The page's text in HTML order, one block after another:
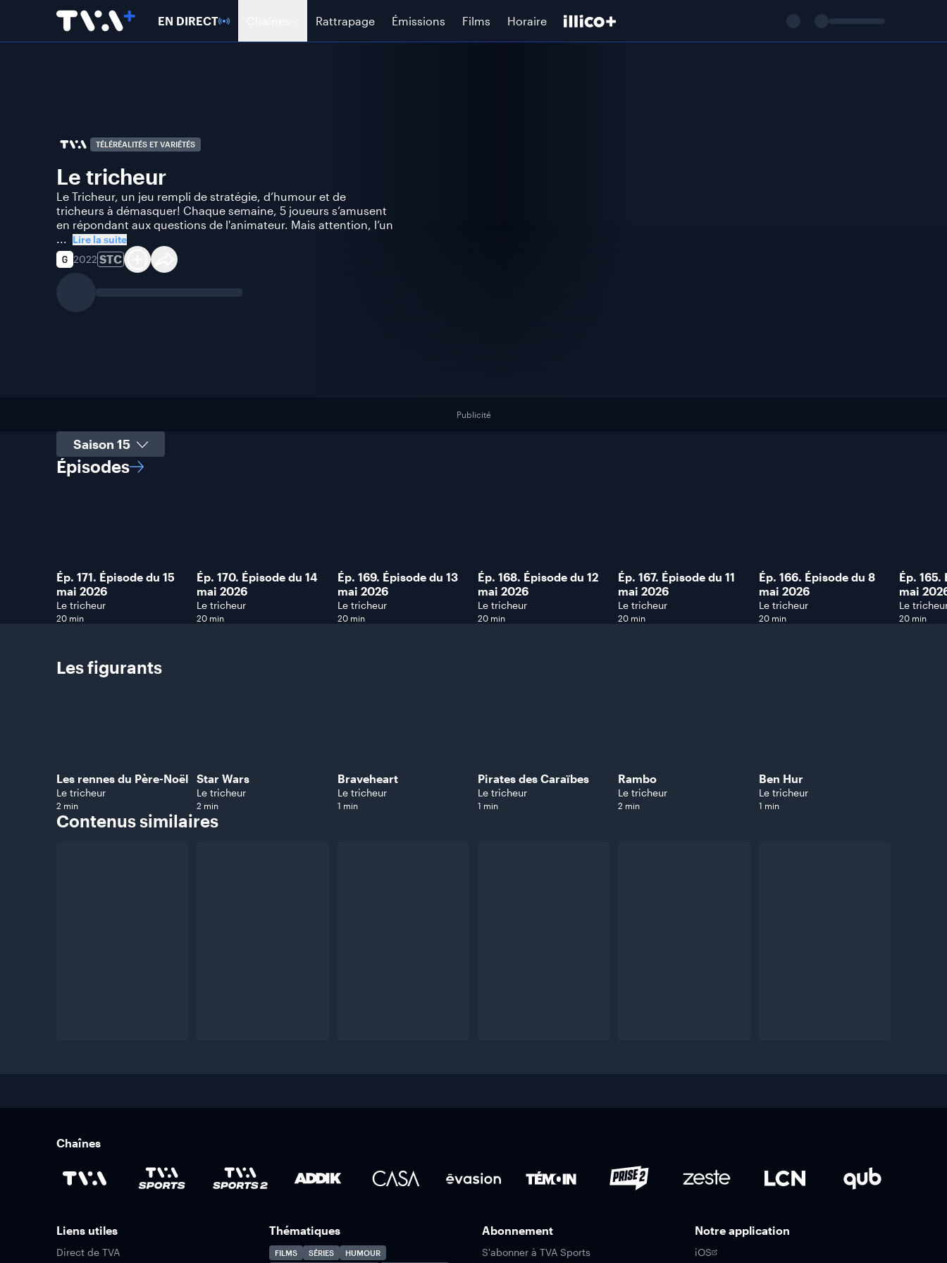
EN DIRECT Rattrapage Émissions Films Horaire
TÉLÉRÉALITÉS ET VARIÉTÉS
Le tricheur
Le Tricheur, un jeu rempli de stratégie, d’humour et de
tricheurs à démasquer! Chaque semaine, 5 joueurs s’amusent
en répondant aux questions de l'animateur. Mais attention, l’un
... Lire la suite
2022 STC
Publicité
Sélectionner une saison
Épisodes
Ép. 171. Épisode du 15
mai 2026
Le tricheur
20 min
Ép. 170. Épisode du 14
mai 2026
Le tricheur
20 min
Ép. 169. Épisode du 13
mai 2026
Le tricheur
20 min
Ép. 168. Épisode du 12
mai 2026
Le tricheur
20 min
Ép. 167. Épisode du 11
mai 2026
Le tricheur
20 min
Ép. 166. Épisode du 8
mai 2026
Le tricheur
20 min
Ép. 165.
mai
Le
20 min
Lesfigurants
Les rennes du Père-Noël
Le tricheur
2 min
Star Wars
Le tricheur
2 min
Braveheart
Le tricheur
1 min
Pirates des Caraïbes
Le tricheur
1 min
Rambo
Le tricheur
2 min
Ben Hur
Le tricheur
1 min
Contenussimilaires
Chaînes
Liens utiles
Direct de TVA
Thématiques
FILMS SÉRIES HUMOUR
Abonnement
S'abonner à TVA Sports
Notre application
iOS